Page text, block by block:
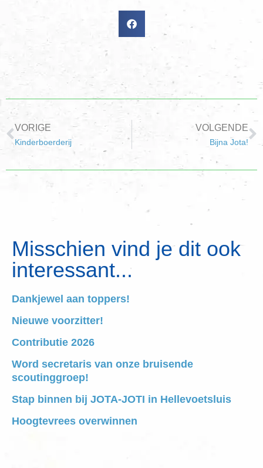
VORIGE
Kinderboerderij
VOLGENDE
Bijna Jota!
Misschien vind je dit ook
interessant...
Dankjewel aan toppers!
Nieuwe voorzitter!
Contributie 2026
Word secretaris van onze bruisende
scoutinggroep!
Stap binnen bij JOTA-JOTI in Hellevoetsluis
Hoogtevrees overwinnen